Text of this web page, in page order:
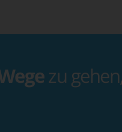
zu gehen,